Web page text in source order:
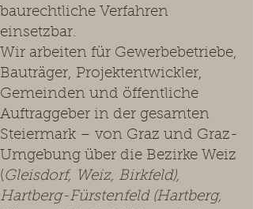
baurechtliche Verfahren
einsetzbar.
Wir arbeiten für Gewerbebetriebe,
Bauträger, Projektentwickler,
Gemeinden und öffentliche
Auftraggeber in der gesamten
Steiermark – von Graz und Graz-
Umgebung über die Bezirke Weiz
(Gleisdorf, Weiz, Birkfeld),
Hartberg-Fürstenfeld (Hartberg,